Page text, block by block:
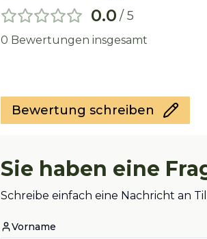
0.0 / 5
0 Bewertungen insgesamt
Bewertung schreiben
Sie haben eine
Schreibe einfach eine Nachricht an
Vorname